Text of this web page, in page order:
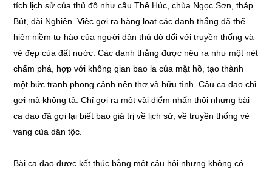
tích lịch sử của thủ đô như cầu Thê Húc, chùa Ngọc Sơn, tháp
Bút, đài Nghiên. Việc gợi ra hàng loạt các danh thắng đã thể
hiện niềm tự hào của người dân thủ đô đối với truyền thống và
vẻ đẹp của đất nước. Các danh thắng được nêu ra như một nét
chấm phá, hợp với không gian bao la của mặt hồ, tạo thành
một bức tranh phong cảnh nên thơ và hữu tình. Câu ca dao chỉ
gợi mà không tả. Chỉ gợi ra một vài điểm nhấn thôi nhưng bài
ca dao đã gợi lại biết bao giá trị về lịch sử, về truyền thống vẻ
vang của dân tộc.
Bài ca dao được kết thúc bằng một câu hỏi nhưng không có